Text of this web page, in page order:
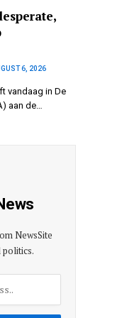
6, 2026
vandaag in De
aan de…
NewsSite
politics.